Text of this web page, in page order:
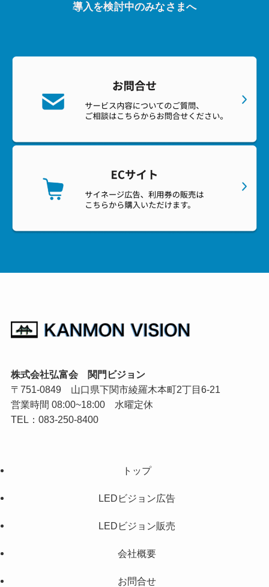
導入を検討中のみなさまへ
株式会社弘富会 関門ビジョン
〒751-0849 山口県下関市綾羅木本町2丁目6-21
営業時間 08:00~18:00 水曜定休
TEL：083-250-8400
トップ
LEDビジョン広告
LEDビジョン販売
会社概要
お問合せ